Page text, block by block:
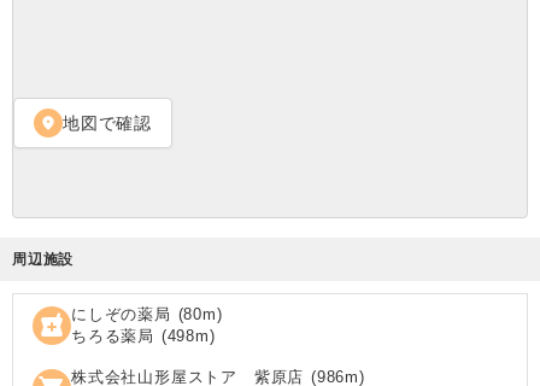
location_on 地図で確認
周辺施設
local_pharmacy にしぞの薬局 (80m)
ちろる薬局 (498m)
株式会社山形屋ストア 紫原店 (986m)